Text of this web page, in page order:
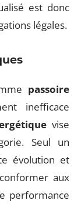
est donc
légales.
passoire
inefficace
vise
Seul un
évolution et
aux
performance